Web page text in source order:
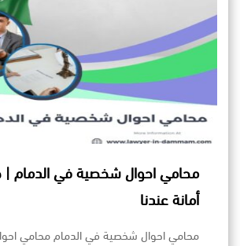
محامي احوال شخصية في الدمام
أمانة عندنا
محامي احوال شخصية في الدمام محامي